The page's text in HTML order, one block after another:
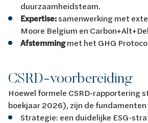
duurzaamheidsteam.
Expertise:samenwerking met
Moore Belgium en
Afstemmingmet het GHG
CSRD-voorbereiding
Hoewel formele CSRD-rapportering
boekjaar 2026), zijn de fundamenten
Strategie: een duidelijke ESG-